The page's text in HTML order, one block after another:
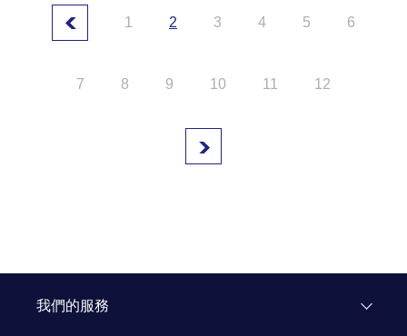
1 2 3 4 5 6
7 8 9 10 11 12
我們的服務